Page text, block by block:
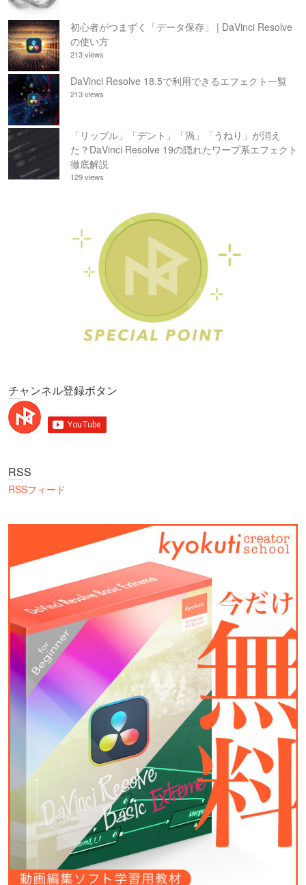
初心者がつまずく「データ保存」 | DaVinci Resolve
の使い方
213 views
DaVinci Resolve 18.5で利用できるエフェクト一覧
213 views
「リップル」「デント」「渦」「うねり」が消え
た？DaVinci Resolve 19の隠れたワープ系エフェクト
徹底解説
129 views
チャンネル登録ボタン
RSS
RSSフィード